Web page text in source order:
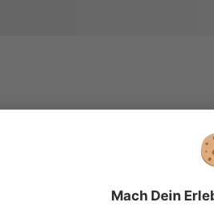
Sehenswürdigkeiten chauffiert
mit besonderen Ausstattungen
Bildeinspieler via Busmonitor